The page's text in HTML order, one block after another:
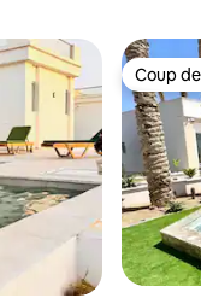
Coup
Coup